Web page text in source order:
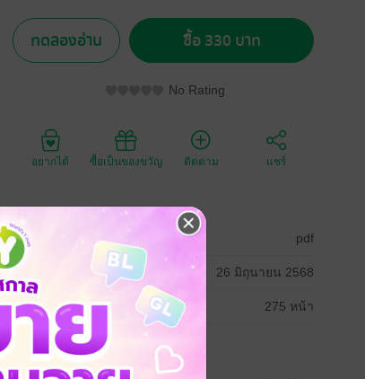
ทดลองอ่าน ซื้อ 330 บาท
No Rating
อยากได้ ซื้อเป็นของขวัญ ติดตาม แชร์
ประเภทไฟล์ pdf
26 มิถุนายน 2568
ความยาว 275 หน้า